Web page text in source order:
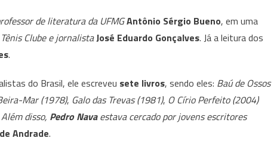
apresenta
Como
Nava
de literatura da UFMGAntônio Sérgio Bueno, em uma
Clube e jornalistaJosé Eduardo Gonçalves. Já a leitura dos
.
do Brasil, ele escreveu sete livros, sendo eles: Baú de Ossos
Mar (1978), Galo das Trevas (1981), O Círio Perfeito (2004)
Além disso, Pedro Navaestava cercado por jovens escritores
Andrade.